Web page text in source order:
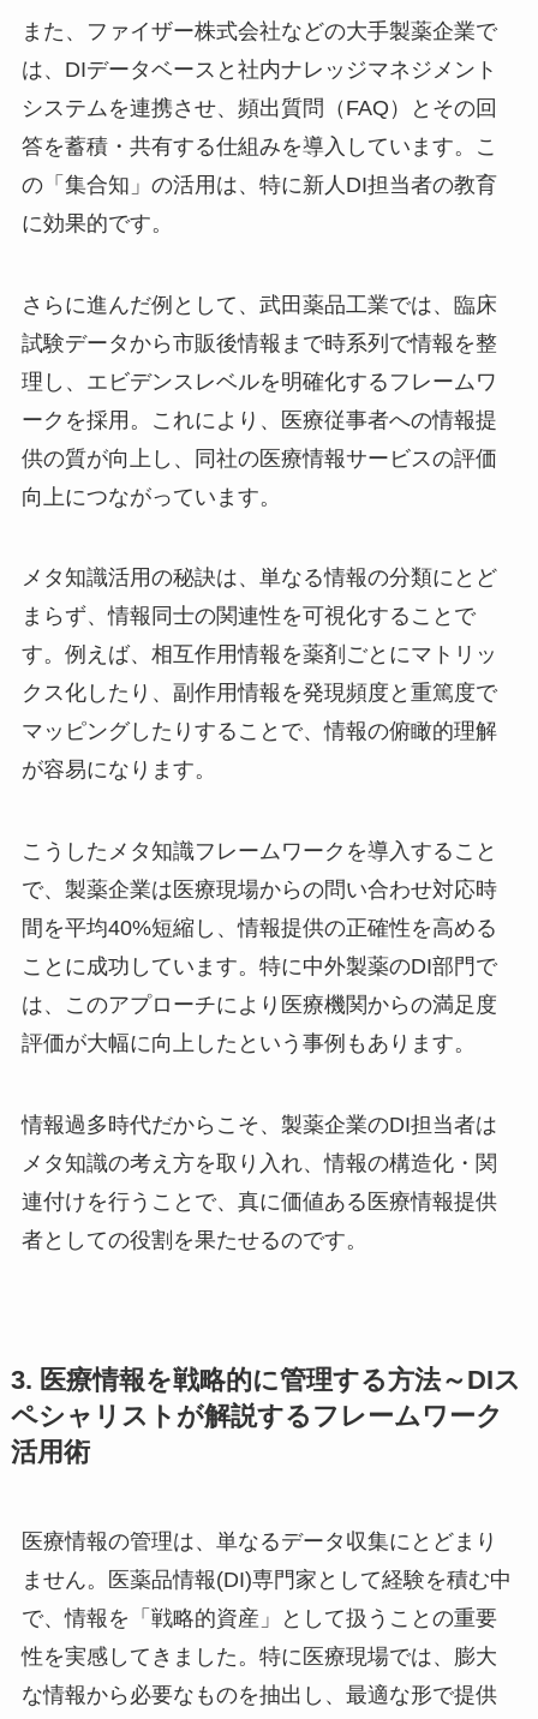
また、ファイザー株式会社などの大手製薬企業で
は、DIデータベースと社内ナレッジマネジメント
システムを連携させ、頻出質問（FAQ）とその回
答を蓄積・共有する仕組みを導入しています。こ
の「集合知」の活用は、特に新人DI担当者の教育
に効果的です。
さらに進んだ例として、武田薬品工業では、臨床
試験データから市販後情報まで時系列で情報を整
理し、エビデンスレベルを明確化するフレームワ
ークを採用。これにより、医療従事者への情報提
供の質が向上し、同社の医療情報サービスの評価
向上につながっています。
メタ知識活用の秘訣は、単なる情報の分類にとど
まらず、情報同士の関連性を可視化することで
す。例えば、相互作用情報を薬剤ごとにマトリッ
クス化したり、副作用情報を発現頻度と重篤度で
マッピングしたりすることで、情報の俯瞰的理解
が容易になります。
こうしたメタ知識フレームワークを導入すること
で、製薬企業は医療現場からの問い合わせ対応時
間を平均40%短縮し、情報提供の正確性を高める
ことに成功しています。特に中外製薬のDI部門で
は、このアプローチにより医療機関からの満足度
評価が大幅に向上したという事例もあります。
情報過多時代だからこそ、製薬企業のDI担当者は
メタ知識の考え方を取り入れ、情報の構造化・関
連付けを行うことで、真に価値ある医療情報提供
者としての役割を果たせるのです。
3. 医療情報を戦略的に管理する方法～DIス
ペシャリストが解説するフレームワーク
活用術
医療情報の管理は、単なるデータ収集にとどまり
ません。医薬品情報(DI)専門家として経験を積む中
で、情報を「戦略的資産」として扱うことの重要
性を実感してきました。特に医療現場では、膨大
な情報から必要なものを抽出し、最適な形で提供